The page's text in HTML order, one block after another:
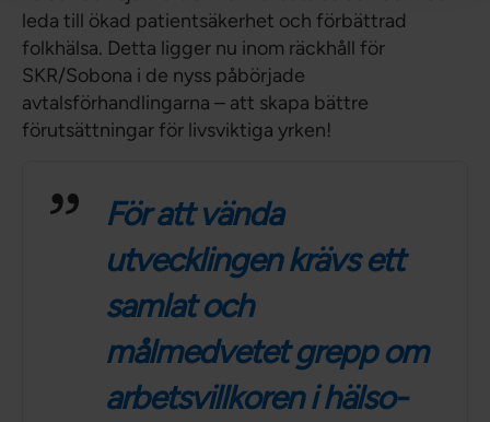
leda till ökad patientsäkerhet och förbättrad
folkhälsa. Detta ligger nu inom räckhåll för
SKR/Sobona i de nyss påbörjade
avtalsförhandlingarna – att skapa bättre
förutsättningar för livsviktiga yrken!
För att vända
utvecklingen krävs ett
samlat och
målmedvetet grepp om
arbetsvillkoren i hälso-